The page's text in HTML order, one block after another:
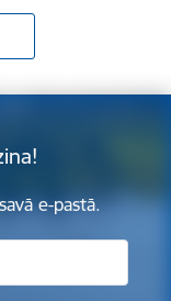
e-pastā.